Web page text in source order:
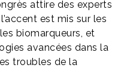
attire des experts
est mis sur les
biomarqueurs, et
avancées dans la
troubles de la